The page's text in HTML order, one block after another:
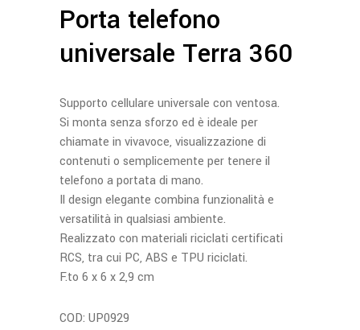
Porta telefono
universale Terra 360
Supporto cellulare universale con ventosa.
Si monta senza sforzo ed è ideale per
chiamate in vivavoce, visualizzazione di
contenuti o semplicemente per tenere il
telefono a portata di mano.
Il design elegante combina funzionalità e
versatilità in qualsiasi ambiente.
Realizzato con materiali riciclati certificati
RCS, tra cui PC, ABS e TPU riciclati.
F.to 6 x 6 x 2,9 cm
COD: UP0929